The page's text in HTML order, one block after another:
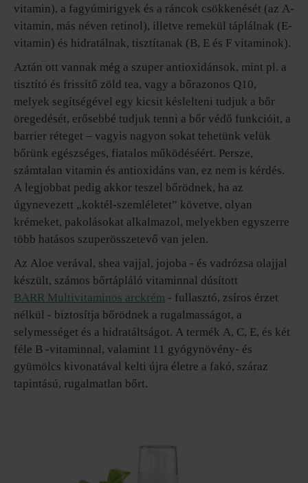
vitamin), a fagyúmirigyek és a ráncok csökkenését (az A-
vitamin, más néven retinol), illetve remekül táplálnak (E-
vitamin) és hidratálnak, tisztítanak (B, E és F vitaminok).
Aztán ott vannak még a szuper antioxidánsok, mint pl. a
tisztító és frissítő zöld tea, vagy a bőrazonos Q10,
melyek segítségével egy kicsit késlelteni tudjuk a bőr
öregedését, erősebbé tudjuk tenni a bőr védő funkcióit, a
barrier réteget – vagyis nagyon sokat tehetünk velük
bőrünk egészséges, fiatalos működéséért. Persze,
számtalan vitamin és antioxidáns van, ez nem is kérdés.
A legjobbat pedig akkor teszel bőrödnek, ha az
úgynevezett „koktél-szemléletet” követve, olyan
krémeket, pakolásokat alkalmazol, melyekben egyszerre
több hatásos szuperösszetevő van jelen.
Az Aloe verával, shea vajjal, jojoba - és vadrózsa olajjal
készült, számos bőrtápláló vitaminnal dúsított
BARR Multivitaminos arckrém - fullasztó, zsíros érzet
nélkül - biztosítja bőrödnek a rugalmasságot, a
selymességet és a hidratáltságot. A termék A, C, E, és két
féle B -vitaminnal, valamint 11 gyógynövény- és
gyümölcs kivonatával kelti újra életre a fakó, száraz
tapintású, rugalmatlan bőrt.